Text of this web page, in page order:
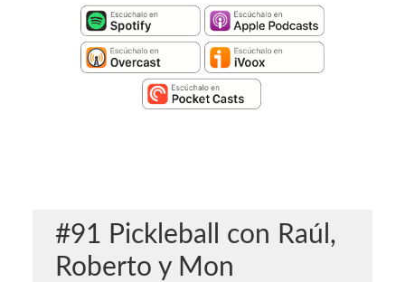
#91 Pickleball con Raúl,
Roberto y Mon